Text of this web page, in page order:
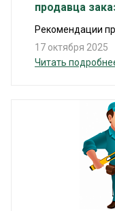
продавца
Рекомендации
17 октября 2025
Читать